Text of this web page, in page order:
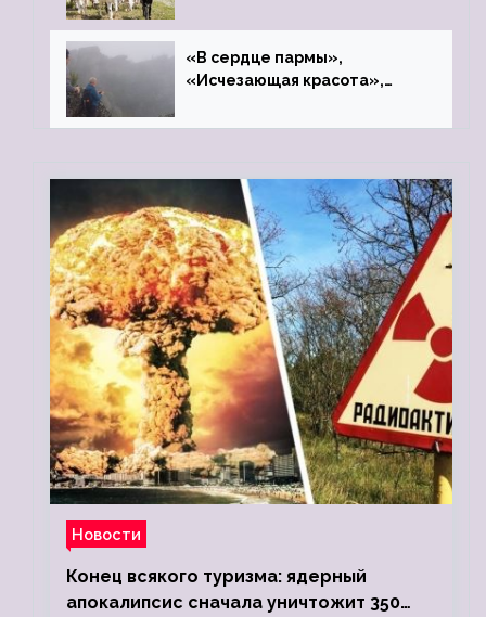
«В сердце пармы»,
«Исчезающая красота»,
Новости
Конец всякого туризма: ядерный
апокалипсис сначала уничтожит 350